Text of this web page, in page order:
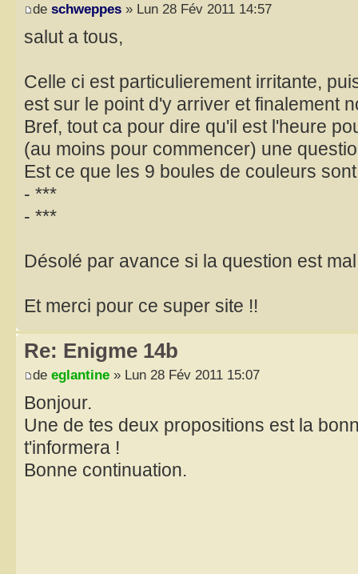
de schweppes » Lun 28 Fév 2011 14:57
salut a tous,
Celle ci est particulierement irritante,
est sur le point d'y arriver et finalement
Bref, tout ca pour dire qu'il est l'heure
(au moins pour commencer) une
Est ce que les 9 boules de couleurs
- ***
- ***
Désolé par avance si la question est
Et merci pour ce super site !!
Re: Enigme 14b
de eglantine » Lun 28 Fév 2011 15:07
Bonjour.
Une de tes deux propositions est la
t'informera !
Bonne continuation.